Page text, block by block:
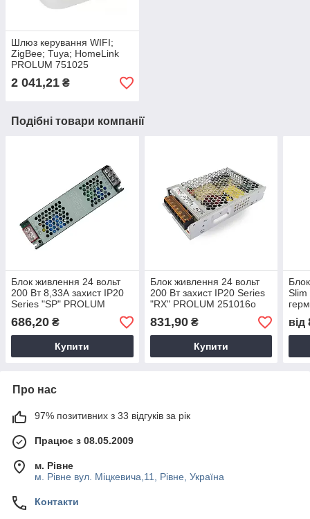
Шлюз керування WIFI;
ZigBee; Tuya; HomeLink
PROLUM 751025
2 041,21 ₴
Подібні товари компанії
Блок живлення 24 вольт
200 Вт 8,33А захист IP20
Series "SP" PROLUM
686,20 ₴
Купити
Блок живлення 24 вольт
200 Вт захист IP20 Series
"RX" PROLUM 251016о
831,90₴
Купити
Slim
від
Про нас
97% позитивних з 33 відгуків за рік
Працює з 08.05.2009
м. Рівне
м. Рівне вул. Міцкевича,11, Рівне, Україна
Контакти